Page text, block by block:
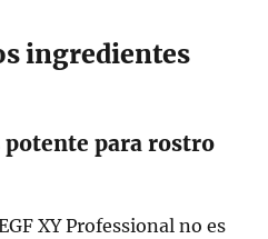
ingredientes
potente para rostro
XY Professional no es